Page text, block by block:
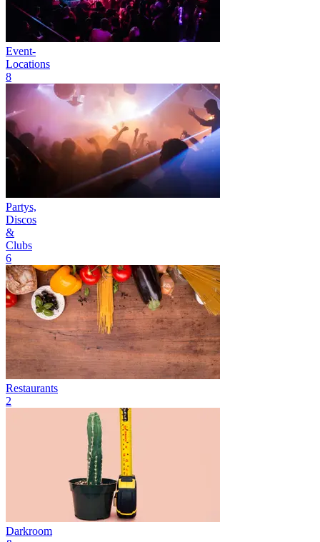
Event-
Locations
8
Partys,
Discos
&
Clubs
6
Restaurants
2
Darkroom